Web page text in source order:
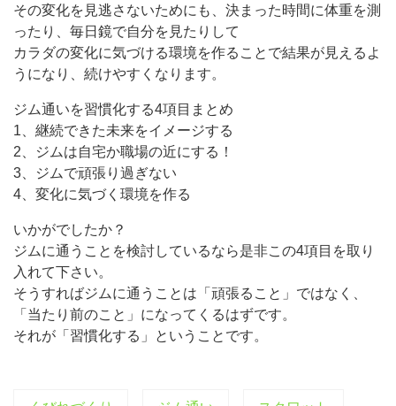
その変化を見逃さないためにも、決まった時間に体重を測
ったり、毎日鏡で自分を見たりして
カラダの変化に気づける環境を作ることで結果が見えるよ
うになり、続けやすくなります。
ジム通いを習慣化する4項目まとめ
1、継続できた未来をイメージする
2、ジムは自宅か職場の近にする！
3、ジムで頑張り過ぎない
4、変化に気づく環境を作る
いかがでしたか？
ジムに通うことを検討しているなら是非この4項目を取り
入れて下さい。
そうすればジムに通うことは「頑張ること」ではなく、
「当たり前のこと」になってくるはずです。
それが「習慣化する」ということです。